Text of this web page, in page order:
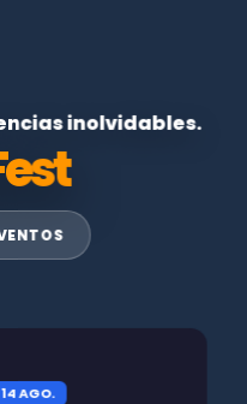
inolvidables.
AGO.